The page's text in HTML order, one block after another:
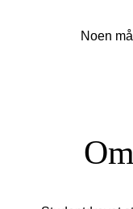
Noen